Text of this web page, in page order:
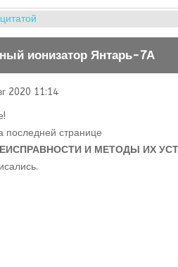
ионизатор Янтарь-7А
2020 11:14
последней странице
И МЕТОДЫ ИХ